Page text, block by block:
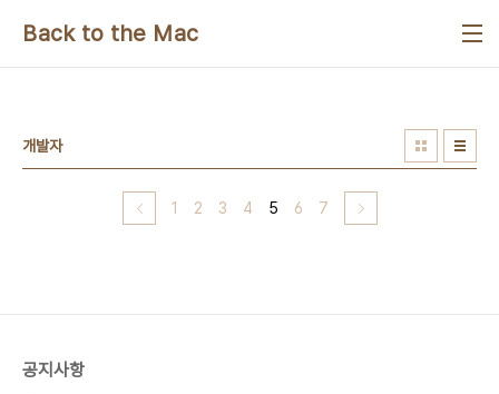
Back to the Mac
개발자
1 2 3 4 5 6 7
공지사항